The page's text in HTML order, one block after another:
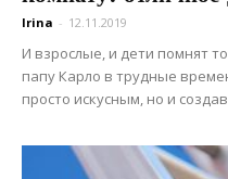
Irina - 12.11.2019
И взрослые, и дети помнят
папу Карло в трудные
просто искусным, но и